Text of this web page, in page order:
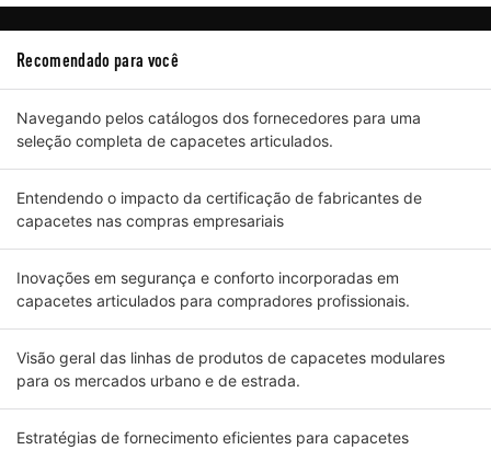
Recomendado para você
Navegando pelos catálogos dos fornecedores para uma
seleção completa de capacetes articulados.
Entendendo o impacto da certificação de fabricantes de
capacetes nas compras empresariais
Inovações em segurança e conforto incorporadas em
capacetes articulados para compradores profissionais.
Visão geral das linhas de produtos de capacetes modulares
para os mercados urbano e de estrada.
Estratégias de fornecimento eficientes para capacetes